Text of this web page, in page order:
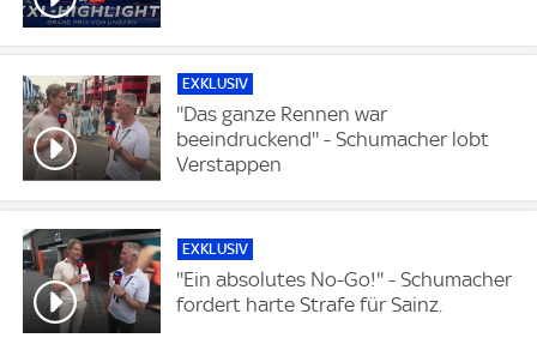
EXKLUSIV
''Das ganze Rennen war
beeindruckend'' - Schumacher lobt
Verstappen
EXKLUSIV
''Ein absolutes No-Go!'' - Schumacher
fordert harte Strafe für Sainz.